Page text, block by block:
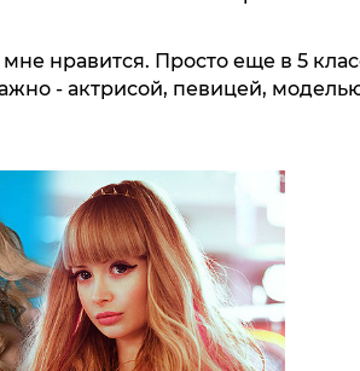
нравится. Просто еще в 5
- актрисой, певицей,